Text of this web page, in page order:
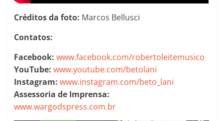
Créditos da foto: Marcos Bellusci
Contatos:
Facebook:www.facebook.com/robertoleitemusico
YouTube:www.youtube.com/betolani
Instagram:www.instagram.com/beto_lani
Assessoria de Imprensa:
www.wargodspress.com.br